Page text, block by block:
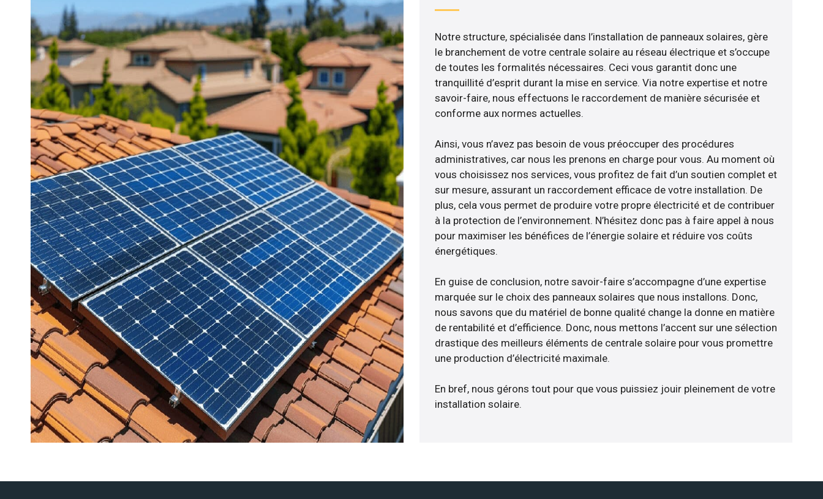
Notre structure, spécialisée dans l’installation de panneaux solaires, gère
le branchement de votre centrale solaire au réseau électrique et s’occupe
de toutes les formalités nécessaires. Ceci vous garantit donc une
tranquillité d’esprit durant la mise en service. Via notre expertise et notre
savoir-faire, nous effectuons le raccordement de manière sécurisée et
conforme aux normes actuelles.
Ainsi, vous n’avez pas besoin de vous préoccuper des procédures
administratives, car nous les prenons en charge pour vous. Au moment où
vous choisissez nos services, vous profitez de fait d’un soutien complet et
sur mesure, assurant un raccordement efficace de votre installation. De
plus, cela vous permet de produire votre propre électricité et de contribuer
à la protection de l’environnement. N’hésitez donc pas à faire appel à nous
pour maximiser les bénéfices de l’énergie solaire et réduire vos coûts
énergétiques.
En guise de conclusion, notre savoir-faire s’accompagne d’une expertise
marquée sur le choix des panneaux solaires que nous installons. Donc,
nous savons que du matériel de bonne qualité change la donne en matière
de rentabilité et d’efficience. Donc, nous mettons l’accent sur une sélection
drastique des meilleurs éléments de centrale solaire pour vous promettre
une production d’électricité maximale.
En bref, nous gérons tout pour que vous puissiez jouir pleinement de votre
installation solaire.